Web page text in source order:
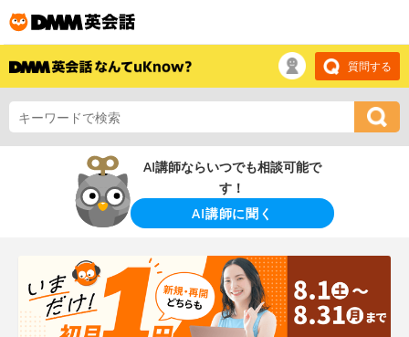
質問する
AI講師ならいつでも相談可能で
す！
AI講師に聞く